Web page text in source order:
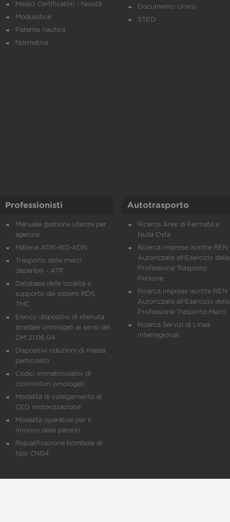
Medici Certificatori - Novità
Modulistica
Patente nautica
Normativa
Documento Unico
STED
Professionisti
Manuale gestione utenze per
agenzie
Materia ADR-RID-ADN
Trasporto delle merci
deperibili - ATP
Database delle località a
supporto dei sistemi RDS
TMC
Elenco dispositivi di ritenuta
stradale omologati ai sensi del
DM 21.06.04
Dispositivi riduzioni di massa
particolato
Codici immatricolativi di
ciclomotori omologati
Modalità di collegamento al
CED motorizzazione
Modalità operative per il
rinnovo delle patenti
Riqualificazione bombole di
tipo CNG4
Autotrasporto
Ricerca Aree di Fermata e
Nulla Osta
Ricerca Imprese Iscritte REN
Autorizzate all'Esercizio della
Professione Trasporto
Persone
Ricerca Imprese iscritte REN
Autorizzate all'Esercizio della
Professione Trasporto Merci
Ricerca Servizi di Linea
Interregionali